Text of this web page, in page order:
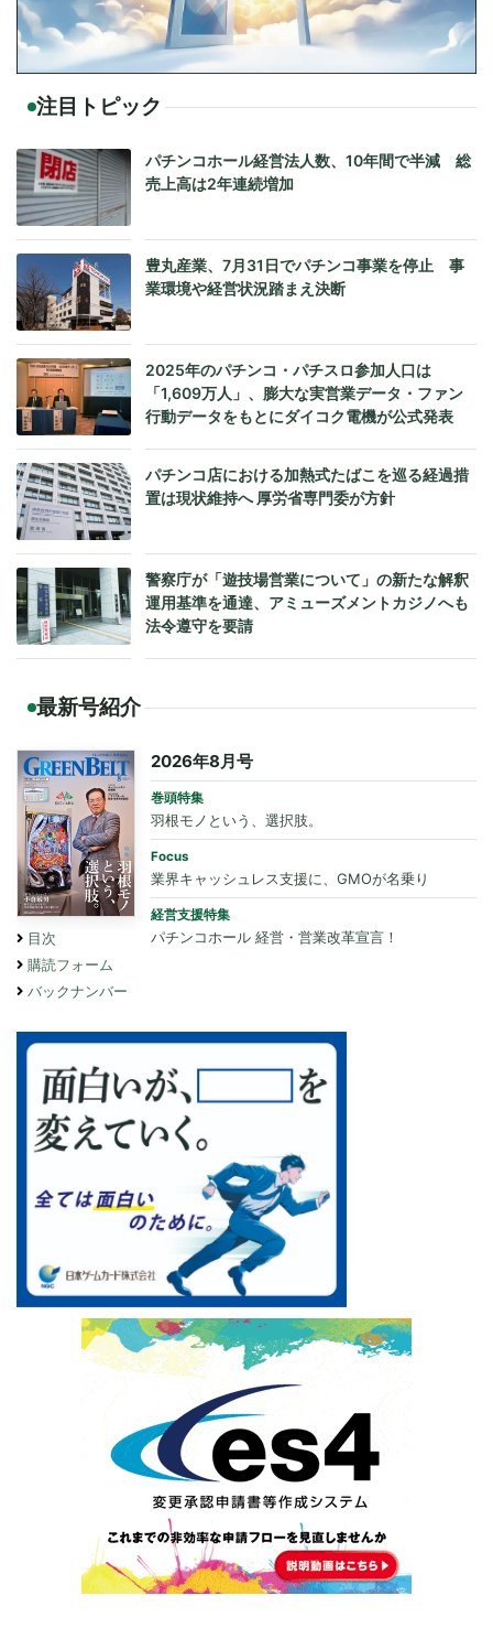
注目トピック
パチンコホール経営法人数、10年間で半減 総
売上高は2年連続増加
豊丸産業、7月31日でパチンコ事業を停止 事
業環境や経営状況踏まえ決断
2025年のパチンコ・パチスロ参加人口は
「1,609万人」、膨大な実営業データ・ファン
行動データをもとにダイコク電機が公式発表
パチンコ店における加熱式たばこを巡る経過措
置は現状維持へ 厚労省専門委が方針
警察庁が「遊技場営業について」の新たな解釈
運用基準を通達、アミューズメントカジノへも
法令遵守を要請
最新号紹介
目次
購読フォーム
バックナンバー
2026年8月号
巻頭特集
羽根モノという、選択肢。
Focus
業界キャッシュレス支援に、GMOが名乗り
経営支援特集
パチンコホール 経営・営業改革宣言！